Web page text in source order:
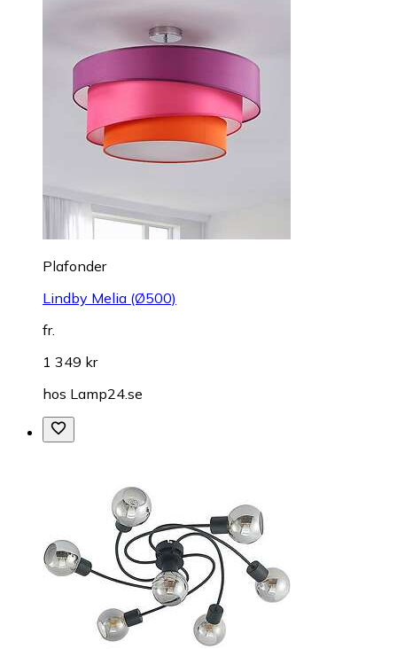
Plafonder
Lindby Melia (Ø500)
fr.
1 349 kr
hos Lamp24.se